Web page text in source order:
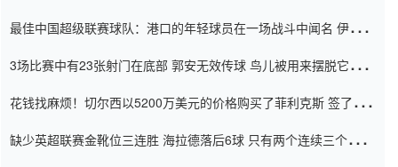
最佳中国超级联赛球队：港口的年轻球员在一场战斗中闻名 伊万放
3场比赛中有23张射门在底部 郭安无效传球 鸟儿被用来摆脱它
花钱找麻烦！切尔西以5200万美元的价格购买了菲利克斯 签了7年
缺少英超联赛金靴位三连胜 海拉德落后6球 只有两个连续三个连续